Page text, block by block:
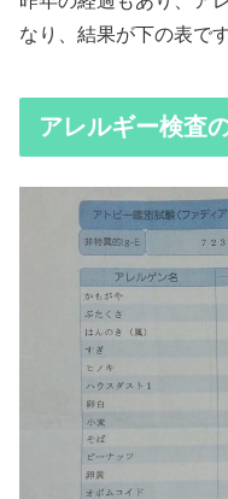
なり、結果が下の表です
アレルギー検査